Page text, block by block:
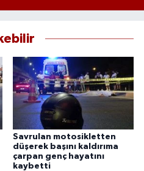
Savrulan motosikletten
düşerek başını kaldırıma
çarpan genç hayatını
kaybetti